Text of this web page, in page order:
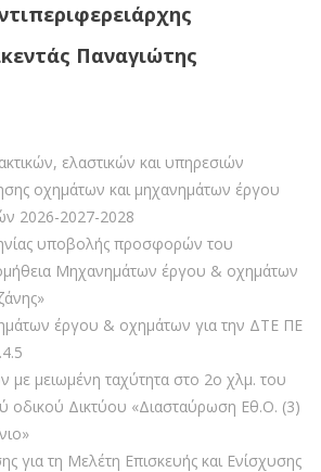
Παναγιώτης
ελαστικών και υπηρεσιών
οχημάτων και μηχανημάτων έργου
2026-2027-2028
υποβολής προσφορών του
Μηχανημάτων έργου & οχημάτων
έργου & οχημάτων για την ΔΤΕ ΠΕ
με μειωμένη ταχύτητα στο 2ο χλμ. του
οδικού Δικτύου «Διασταύρωση Εθ.Ο. (3)
για τη Μελέτη Επισκευής και Ενίσχυσης